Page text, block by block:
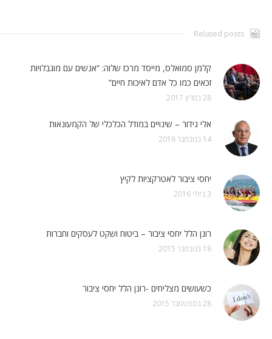
Related posts
קלמן סמואלס, מייסד מרכז שלוה: “אנשים עם מוגבלויות
זכאים כמו כל אדם לאיכות חיים”
28 במרץ 2017
אלי גידור – שינויים במודל הכלכלי של הקמעונאות
14 בנובמבר 2016
יחסי ציבור לאטרקציות לקיץ
3 ביולי 2016
רונן הלל יחסי ציבור – ביטוח ושקט לעסקים וחברות
18 בנובמבר 2015
כשעושים מצליחים -רונן הלל יחסי ציבור
28 בספטמבר 2015